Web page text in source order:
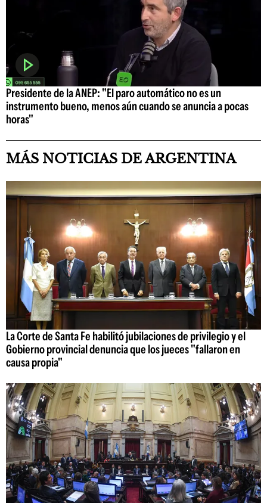
Presidente de la ANEP: "El paro automático no es un
instrumento bueno, menos aún cuando se anuncia a pocas
horas"
MÁS NOTICIAS DE ARGENTINA
La Corte de Santa Fe habilitó jubilaciones de privilegio y el
Gobierno provincial denuncia que los jueces "fallaron en
causa propia"